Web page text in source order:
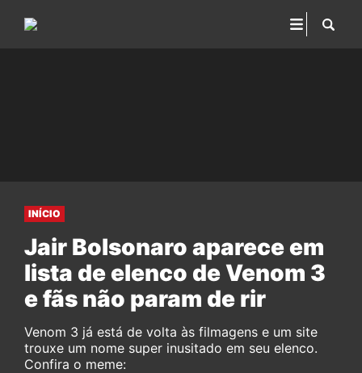
INÍCIO
Jair Bolsonaro aparece em
lista de elenco de Venom 3
e fãs não param de rir
Venom 3 já está de volta às filmagens e um site
trouxe um nome super inusitado em seu elenco.
Confira o meme: